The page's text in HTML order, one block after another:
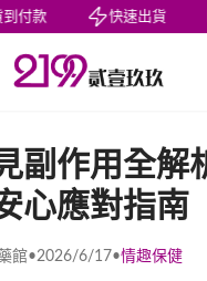
付款 快速出貨
副作用全解
心應對指南
館•2026/6/17•情趣保健